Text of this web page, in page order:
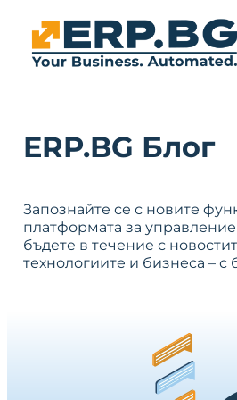
ERP.BG Блог
Запознайте се с новите
платформата за
бъдете в течение с
технологиите и бизнеса – с